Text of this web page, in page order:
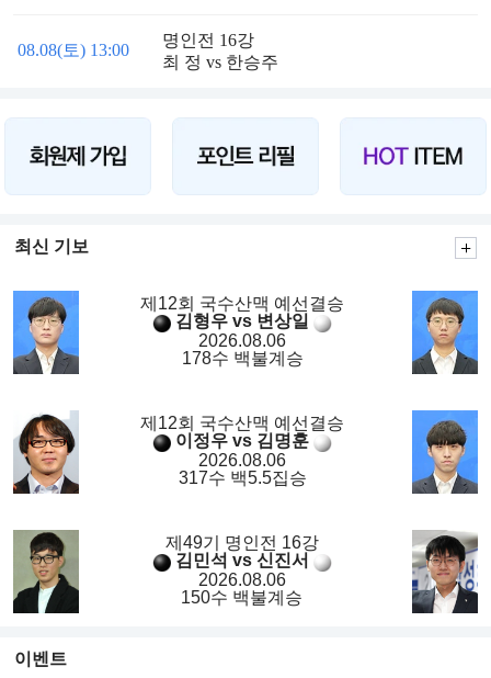
08.08(토) 13:00
명인전 16강
최 정 vs 한승주
최신 기보
제12회 국수산맥 예선결승
김형우 vs 변상일
2026.08.06
178수 백불계승
제12회 국수산맥 예선결승
이정우 vs 김명훈
2026.08.06
317수 백5.5집승
제49기 명인전 16강
김민석 vs 신진서
2026.08.06
150수 백불계승
이벤트